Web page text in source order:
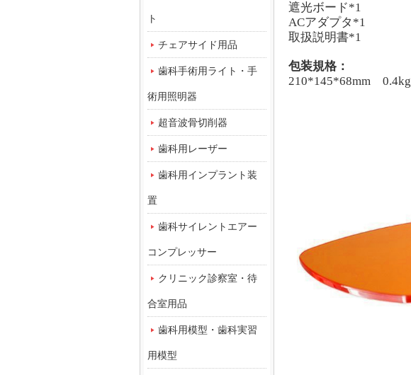
遮光ボード*1
ACアダプタ *1
取扱説明書*1
包装規格：
210*145*68mm 0.4kg
ト
チェアサイド用品
歯科手術用ライト・手
術用照明器
超音波骨切削器
歯科用レーザー
歯科用インプラント装
置
歯科サイレントエアー
コンプレッサー
クリニック診察室・待
合室用品
歯科用模型・歯科実習
用模型